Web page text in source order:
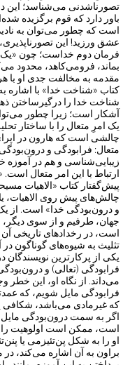
تصورناشدنی می‌شناسد؛ این
باور دارد که قوم برگزیده
است که چطور می‌توان به
عشق ورزید! این
فرمان دوم خداست؛ چون «یک
بماند، فرومی‌کاهد، محدود
مقدمه به مخالفت جدی او با
شناخت خدا را درگیرساختن
آشکار است؛ زیرا چطور
یک امرِ متعال را با ساختار
چالشی است که هارون در
متعال: فرابودگی و
زیبایی‌شناسی و هم در آموزه
ارتباط با این امر متعال
پیش‌گفتار کتاب «الاهیات
چالش‌های پیش ‌روی الاهیات،
و درون‌بودگی خدا» است. از
جهان، طرفیم و از سوی دیگر،
است، در رخدادهای تاریخی
تثلیث به شیوه‌های گوناگون
یکی از پرکارترین نویسندگان
فرابودگی (تعالی) و
‌می‌داند. از نگاه او، این خطر
فرابودگی مایل شویم، که
که غیرمادی می‌باشد، شکافی
اگر به سمت درون‌بودگی
است، ممکن است اولوهیت را
او را به شکل پن‌تئیزمی یا
براون به آن اشاره می‌کند،